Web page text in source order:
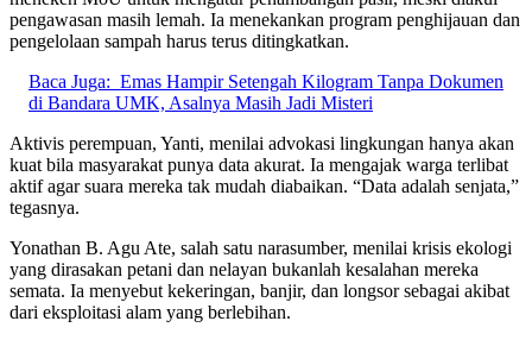
pengawasan masih lemah. Ia menekankan program penghijauan dan
pengelolaan sampah harus terus ditingkatkan.
Baca Juga: Emas Hampir Setengah Kilogram Tanpa Dokumen
di Bandara UMK, Asalnya Masih Jadi Misteri
Aktivis perempuan, Yanti, menilai advokasi lingkungan hanya akan
kuat bila masyarakat punya data akurat. Ia mengajak warga terlibat
aktif agar suara mereka tak mudah diabaikan. “Data adalah senjata,”
tegasnya.
Yonathan B. Agu Ate, salah satu narasumber, menilai krisis ekologi
yang dirasakan petani dan nelayan bukanlah kesalahan mereka
semata. Ia menyebut kekeringan, banjir, dan longsor sebagai akibat
dari eksploitasi alam yang berlebihan.